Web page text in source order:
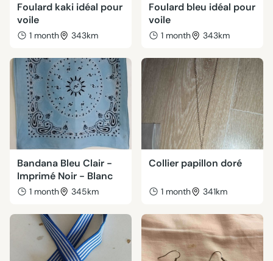
Foulard kaki idéal pour
voile
1 month 343km
Foulard bleu idéal pour
voile
1 month 343km
Bandana Bleu Clair -
Imprimé Noir - Blanc
1 month 345km
Collier papillon doré
1 month 341km